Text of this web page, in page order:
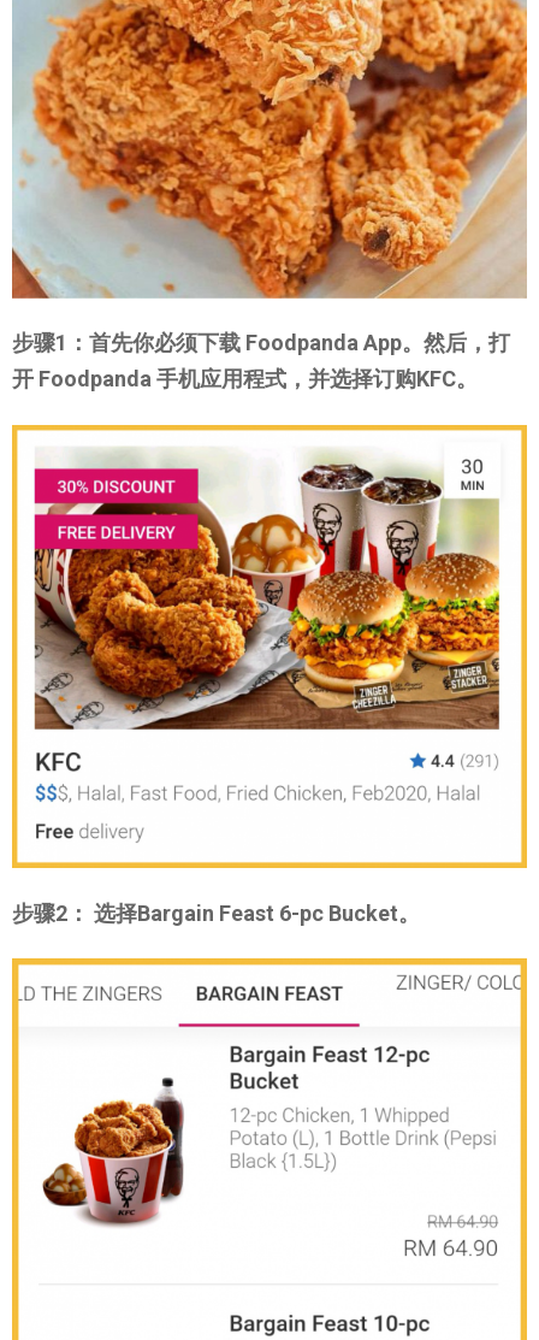
步骤1：首先你必须下载 Foodpanda App。然后，打
开 Foodpanda 手机应用程式，并选择订购KFC。
步骤2： 选择Bargain Feast 6-pc Bucket。